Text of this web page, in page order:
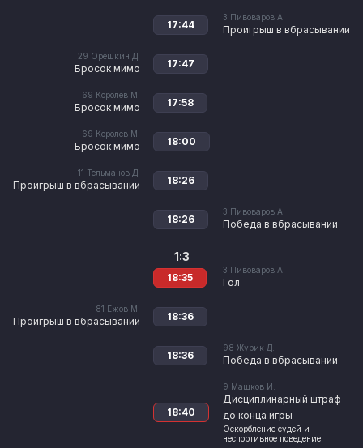
3 Пивоваров А.
Проигрыш в вбрасывании
17:44
29 Орешкин Д.
Бросок мимо 17:47
69 Королев М.
Бросок мимо 17:58
69 Королев М.
Бросок мимо 18:00
11 Тельманов Д.
Проигрыш в вбрасывании 18:26
3 Пивоваров А.
Победа в вбрасывании
18:26
3 Пивоваров А.
Гол
1:3
18:35
81 Ежов М.
Проигрыш в вбрасывании 18:36
98 Журик Д.
Победа в вбрасывании
18:36
9 Машков И.
Дисциплинарный штраф
до конца игры
Оскорбление судей и
неспортивное поведение
18:40